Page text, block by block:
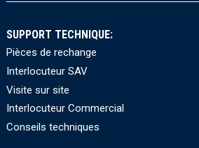
SUPPORT TECHNIQUE:
Pièces de rechange
Interlocuteur SAV
Visite sur site
Interlocuteur Commercial
Conseils techniques